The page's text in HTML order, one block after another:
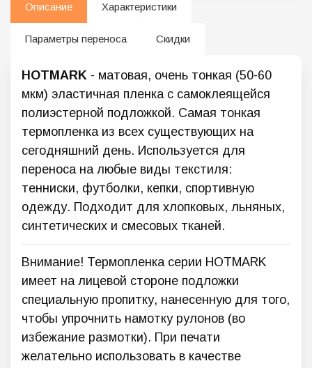
Описание Характеристики
Параметры переноса Скидки
HOTMARK - матовая, очень тонкая (50-60
мкм) эластичная пленка с самоклеящейся
полиэстерной подложкой. Самая тонкая
термопленка из всех существующих на
сегодняшний день. Используется для
переноса на любые виды текстиля:
тенниски, футболки, кепки, спортивную
одежду. Подходит для хлопковых, льняных,
синтетических и смесовых тканей.
Внимание! Термопленка серии HOTMARK
имеет на лицевой стороне подложки
специальную пропитку, нанесенную для того,
чтобы упрочнить намотку рулонов (во
избежание размотки). При печати
желательно использовать в качестве